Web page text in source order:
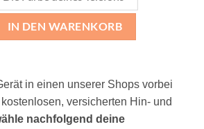
in einen unserer Shops vorbei
versicherten Hin- und
nachfolgend deine
IN DEN WARENKORB